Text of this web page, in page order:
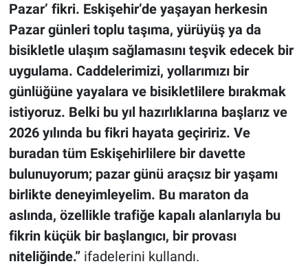
Pazar’ fikri. Eskişehir’de yaşayan herkesin
Pazar günleri toplu taşıma, yürüyüş ya da
bisikletle ulaşım sağlamasını teşvik edecek bir
uygulama. Caddelerimizi, yollarımızı bir
günlüğüne yayalara ve bisikletlilere bırakmak
istiyoruz. Belki bu yıl hazırlıklarına başlarız ve
2026 yılında bu fikri hayata geçiririz. Ve
buradan tüm Eskişehirlilere bir davette
bulunuyorum; pazar günü araçsız bir yaşamı
birlikte deneyimleyelim. Bu maraton da
aslında, özellikle trafiğe kapalı alanlarıyla bu
fikrin küçük bir başlangıcı, bir provası
niteliğinde.”ifadelerini kullandı.